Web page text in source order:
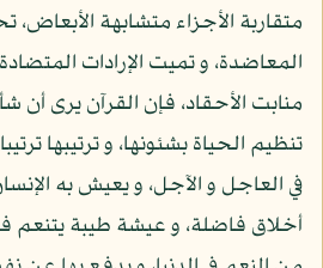
متقاربة الأجزاء متشابهة
المعاضدة، و تميت الإرادات
منابت الأحقاد، فإن القرآن يرى أن
تنظيم الحياة بشئونها، و ترتيبها
في العاجل و الآجل، و يعيش به
أخلاق فاضلة، و عيشة طيبة يتنعم